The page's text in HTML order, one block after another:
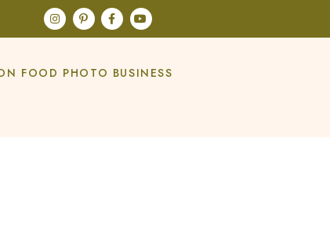
FOOD PHOTO BUSINESS